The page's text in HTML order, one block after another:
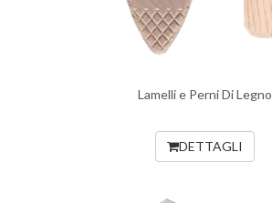
Lamelli e Perni Di Legno
DETTAGLI